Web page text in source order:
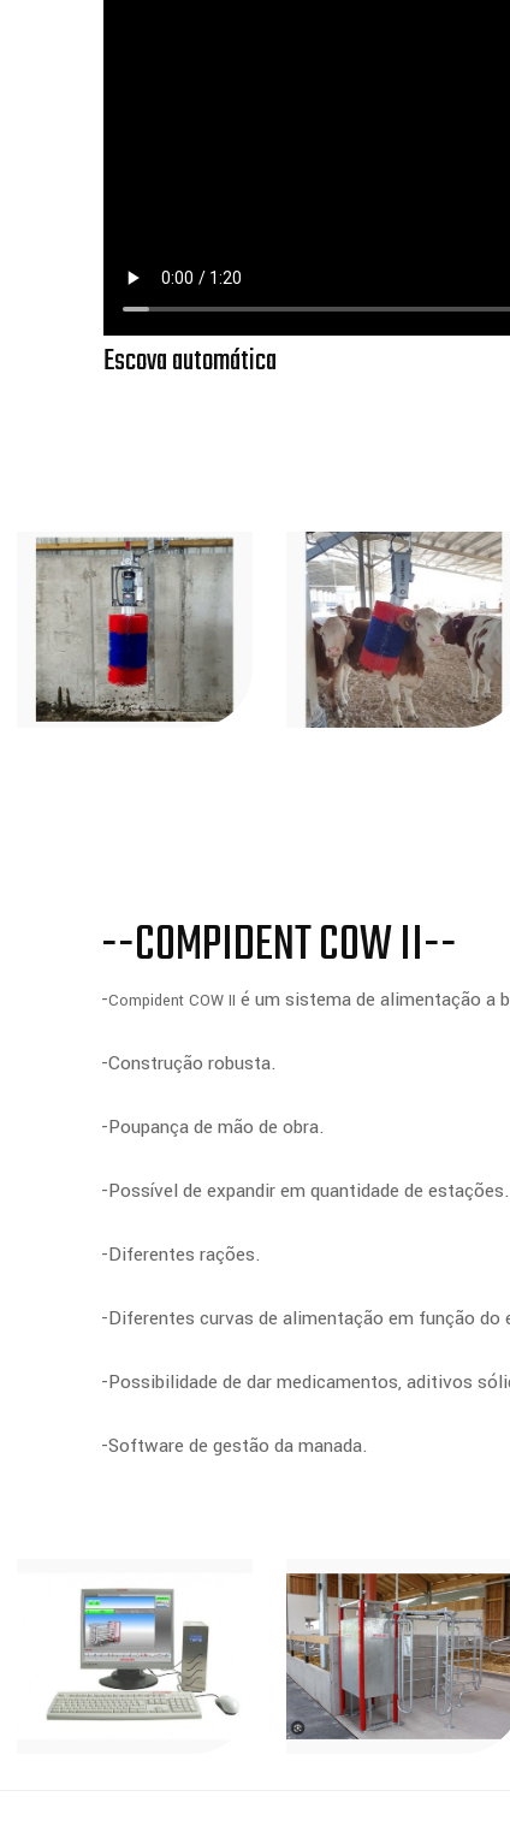
Escova automática
--COMPIDENT COW II--
-Compident COW II é um sistema de alimentação a
-Construção robusta.
-Poupança de mão de obra.
-Possível de expandir em quantidade de estações.
-Diferentes rações.
-Diferentes curvas de alimentação em função do
-Possibilidade de dar medicamentos, aditivos
-Software de gestão da manada.